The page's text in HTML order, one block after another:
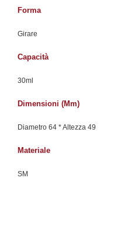
Forma
Girare
Capacità
30ml
Dimensioni (mm)
Diametro 64 * Altezza 49
Materiale
SM